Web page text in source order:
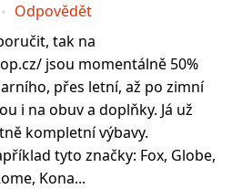
Odpovědět
tak na
jsou momentálně 50%
přes letní, až po zimní
i na obuv a doplňky. Já už
kompletní výbavy.
tyto značky: Fox, Globe,
Kona...